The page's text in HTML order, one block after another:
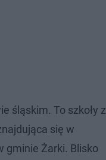
śląskim. To szkoły z
się w
gminie Żarki. Blisko